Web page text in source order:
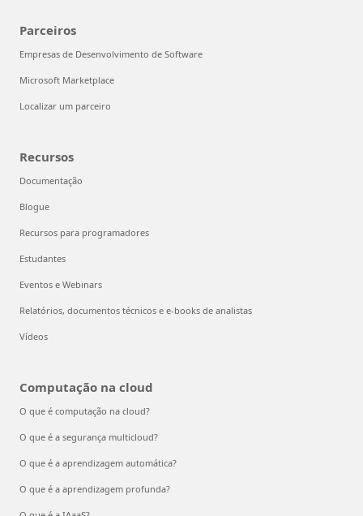
Parceiros
Empresas de Desenvolvimento de Software
Microsoft Marketplace
Localizar um parceiro
Recursos
Documentação
Blogue
Recursos para programadores
Estudantes
Eventos e Webinars
Relatórios, documentos técnicos e e-books de analistas
Vídeos
Computação na cloud
O que é computação na cloud?
O que é a segurança multicloud?
O que é a aprendizagem automática?
O que é a aprendizagem profunda?